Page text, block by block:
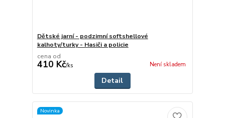
Dětské jarní - podzimní softshellové
kalhoty/turky - Hasiči a policie
cena od
410 Kč/ks Není skladem
Detail
Novinka